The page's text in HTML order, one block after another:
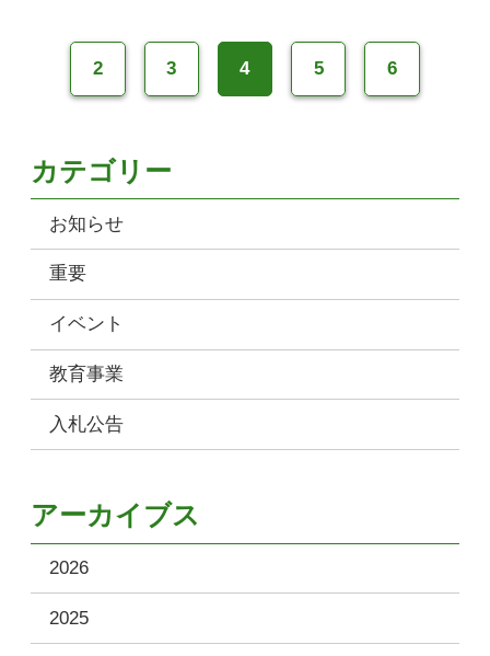
2 3 4 5 6
カテゴリー
お知らせ
重要
イベント
教育事業
入札公告
アーカイブス
2026
2025